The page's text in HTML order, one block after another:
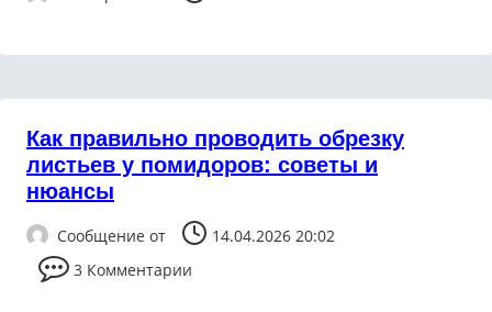
Как правильно проводить обрезку
листьев у помидоров: советы и
нюансы
Сообщение от
14.04.2026 20:02
3 Комментарии